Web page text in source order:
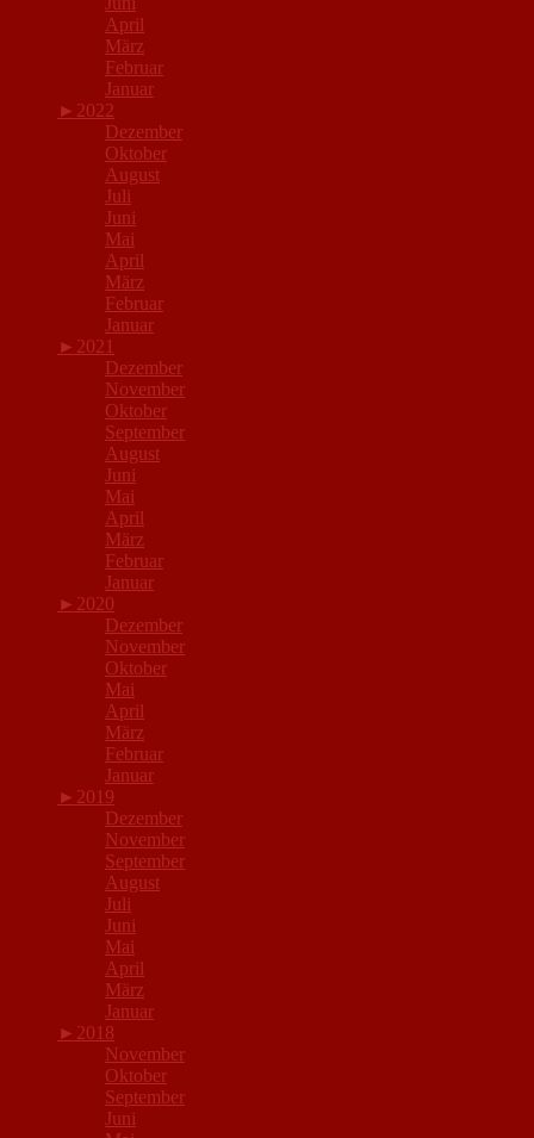
April
März
Februar
Januar
► 2022
Dezember
Oktober
August
Juli
Juni
Mai
April
März
Februar
Januar
► 2021
Dezember
November
Oktober
September
August
Juni
Mai
April
März
Februar
Januar
► 2020
Dezember
November
Oktober
Mai
April
März
Februar
Januar
► 2019
Dezember
November
September
August
Juli
Juni
Mai
April
März
Januar
► 2018
November
Oktober
September
Juni